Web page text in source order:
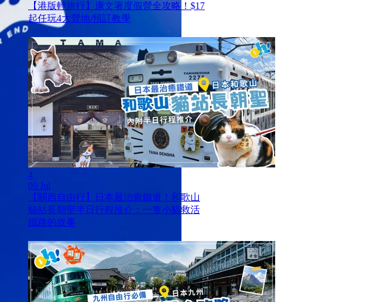
【港版輕旅行】康文署度假營全攻略！$17
起任玩4大營地/預訂教學
4
09 Jul
【關西自由行】日本最治癒鐵道！和歌山
貓站長朝聖半日行程推介：一隻小貓救活
鐵路的故事